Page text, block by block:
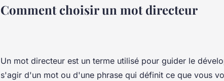
Comment choisir un mot directeur
Un mot directeur est un terme utilisé pour guider le
s'agir d'un mot ou d'une phrase qui définit ce que vous